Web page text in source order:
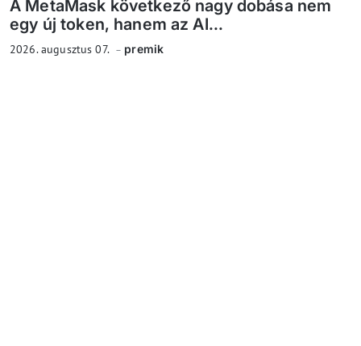
A MetaMask következő nagy dobása nem
egy új token, hanem az AI...
2026. augusztus 07. premik